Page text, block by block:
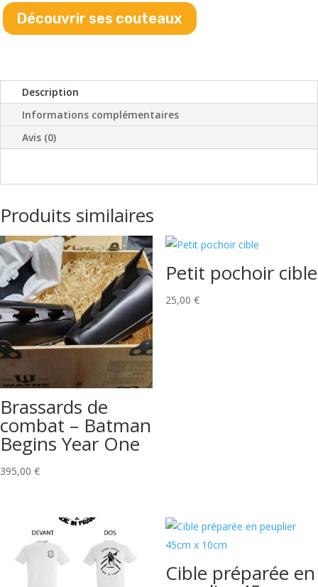
Découvrir ses couteaux
Description
Informations complémentaires
Avis (0)
Produits similaires
Brassards de
combat – Batman
Begins Year One
395,00 €
Petit pochoir cible
25,00 €
Cible préparée en